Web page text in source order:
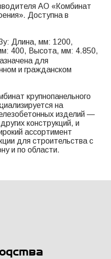
АО «Комбинат
Доступна в
Длина, мм: 1200,
400, Высота, мм: 4.850,
для
и гражданском
крупнопанельного
на
изделий —
конструкций, и
ассортимент
для строительства с
и по области.